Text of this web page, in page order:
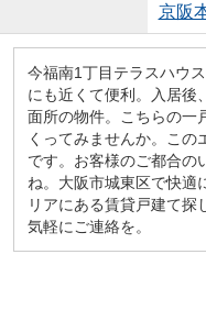
京阪
今福南1丁目テラスハウ
にも近くて便利。入居後
面所の物件。こちらの一
くってみませんか。この
です。お客様のご都合の
ね。大阪市城東区で快適
リアにある賃貸戸建て探
気軽にご連絡を。